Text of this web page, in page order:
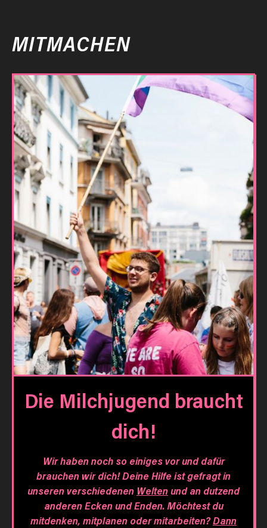
MITMACHEN
Die Milchjugend braucht
dich!
Wir haben noch so einiges vor und dafür
brauchen wir dich! Deine Hilfe ist gefragt in
unseren verschiedenen Weltenund an dutzend
anderen Ecken und Enden. Möchtest du
mitdenken, mitplanen oder mitarbeiten?Dann